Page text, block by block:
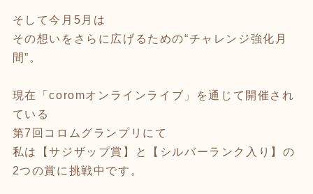
そして今月5月は
その想いをさらに広げるための“チャレンジ強化月
間”。
現在「coromオンラインライブ」を通じて開催され
ている
第7回コロムグランプリにて
私は【サジザップ賞】と【シルバーランク入り】の
2つの賞に挑戦中です。